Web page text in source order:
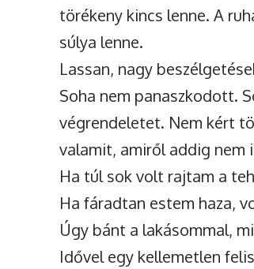
törékeny kincs lenne. A
súlya lenne.
Lassan, nagy
Soha nem panaszkodott.
végrendeletet. Nem kért
valamit, amiről addig nem
Ha túl sok volt rajtam a
Ha fáradtan estem haza,
Úgy bánt a lakásommal,
Idővel egy kellemetlen